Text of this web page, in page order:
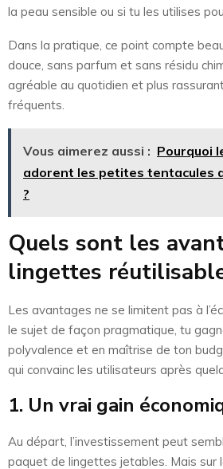
la peau sensible ou si tu les utilises
Dans la pratique, ce point compte
douce, sans parfum et sans résidu
agréable au quotidien et plus
fréquents.
Vous aimerez aussi : Pourquoi
adorent les petites tentacules
?
Quels sont les
lingettes
Les avantages ne se limitent pas à
le sujet de façon pragmatique, tu
polyvalence et en maîtrise de ton
qui convainc les utilisateurs après
1. Un vrai gain
Au départ, l’investissement peut
paquet de lingettes jetables. Mais sur